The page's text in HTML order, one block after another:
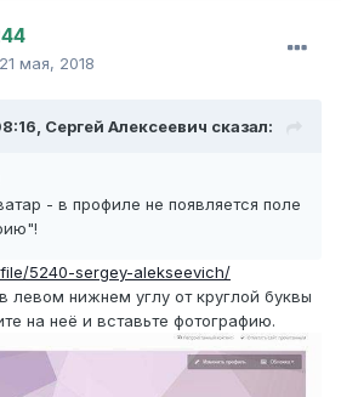
21 мая, 2018
Сергей Алексеевич сказал:
- в профиле не появляется поле
5240-sergey-alekseevich/
левом нижнем углу от круглой буквы
на неё и вставьте фотографию.